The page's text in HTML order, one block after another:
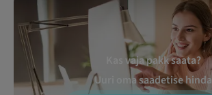
Kas vaja pakk saata?
Uuri oma saadetise hinda